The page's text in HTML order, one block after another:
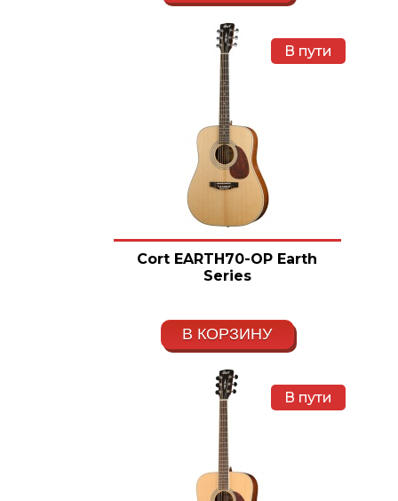
В пути
Cort EARTH70-OP Earth
Series
В КОРЗИНУ
В пути